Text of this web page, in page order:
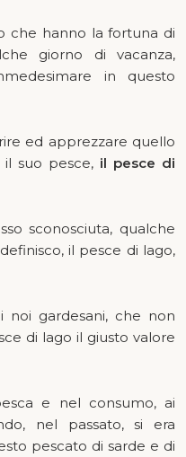
che hanno la fortuna di
giorno di vacanza,
in questo
ed apprezzare quello
suo pesce, il pesce di
sconosciuta, qualche
il pesce di lago,
gardesani, che non
di lago il giusto valore
e nel consumo, ai
nel passato, si era
pescato di sarde e di